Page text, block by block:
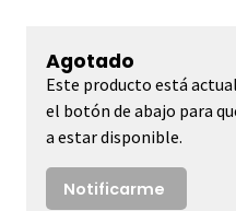
Agotado
Este producto está
el botón de abajo para
a estar disponible.
Notificarme